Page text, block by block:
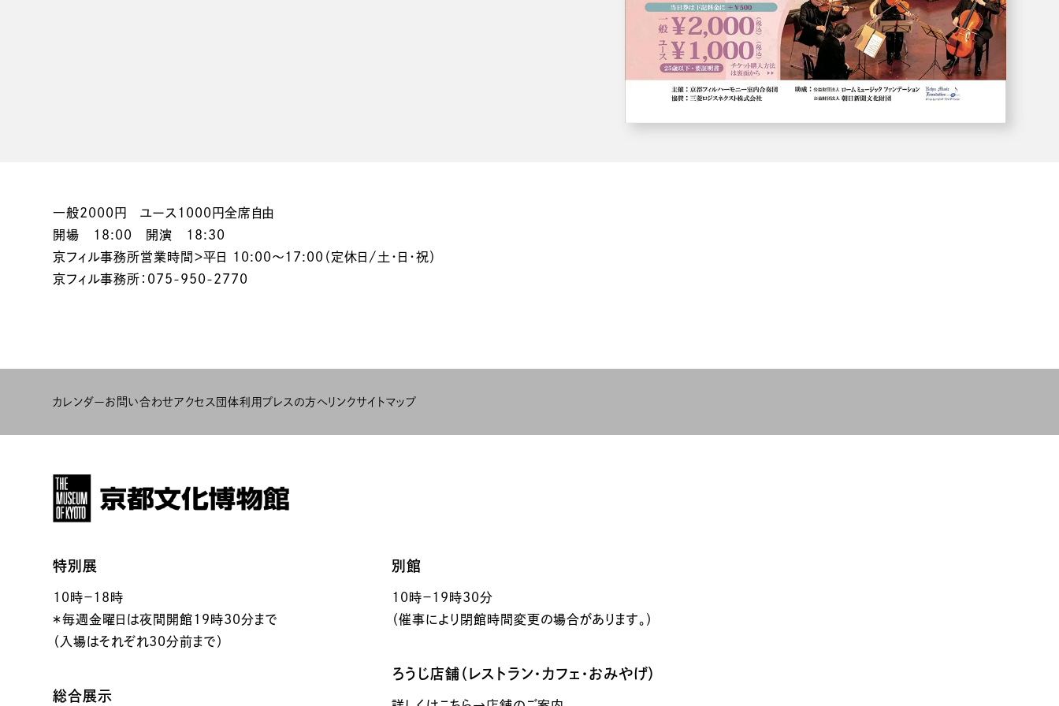
一般2000円 ユース1000円全席自由
開場 18:00 開演 18:30
京フィル事務所営業時間＞平日 10:00～17:00（定休日/土・日・祝）
京フィル事務所：075-950-2770
カレンダーお問い合わせアクセス 団体利用 プレスの方へリンクサイトマップ
特別展
10時－18時
＊毎週金曜日は夜間開館19時30分まで
（入場はそれぞれ30分前まで）
総合展示
別館
10時－19時30分
（催事により閉館時間変更の場合があります。）
ろうじ店舗（レストラン・カフェ・おみやげ）